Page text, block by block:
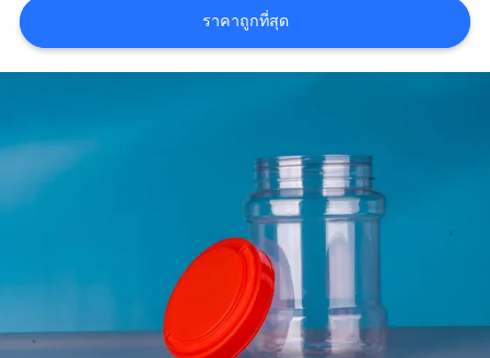
ราคาถูกที่สุด